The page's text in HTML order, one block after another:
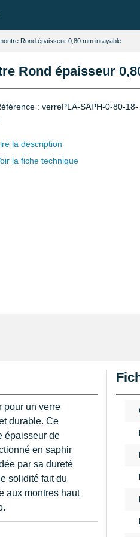
Rond épaisseur 0,80 mm inrayable
Rond épaisseur
: verrePLA-SAPH-0-80-18-
la description
la fiche technique
pour un verre
durable. Ce
épaisseur de
en saphir
par sa dureté
solidité fait du
aux montres haut
boîtier, réduisant